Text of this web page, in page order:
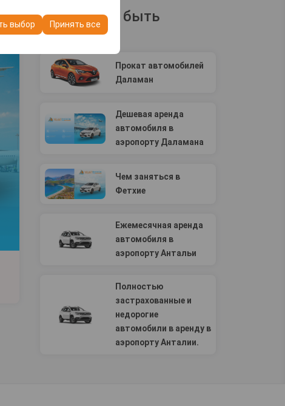
и других
выбор Принять все
Вам может быть
интересно
Прокат автомобилей
Даламан
Дешевая аренда
автомобиля в
аэропорту Даламана
Чем заняться в
Фетхие
Ежемесячная аренда
автомобиля в
аэропорту Антальи
Полностью
застрахованные и
недорогие
автомобили в аренду в
аэропорту Анталии.